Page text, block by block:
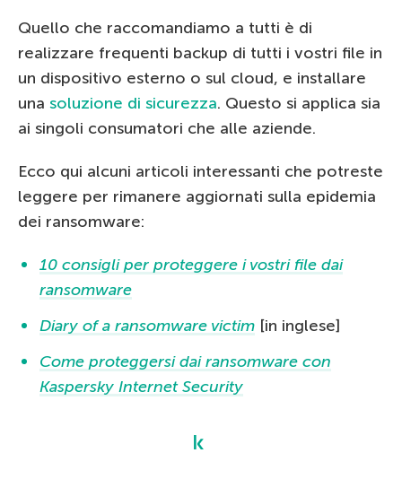
Quello che raccomandiamo a tutti è di
realizzare frequenti backup di tutti i vostri file in
un dispositivo esterno o sul cloud, e installare
una soluzione di sicurezza. Questo si applica sia
ai singoli consumatori che alle aziende.
Ecco qui alcuni articoli interessanti che potreste
leggere per rimanere aggiornati sulla epidemia
dei ransomware:
10 consigli per proteggere i vostri file dai
ransomware
Diary of a ransomware victim [in inglese]
Come proteggersi dai ransomware con
Kaspersky Internet Security